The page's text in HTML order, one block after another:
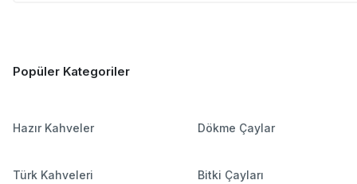
Popüler Kategoriler
Hazır Kahveler Dökme Çaylar
Türk Kahveleri Bitki Çayları